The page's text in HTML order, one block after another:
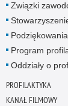
Związki
Program
Oddziały o
PROFILAKTYKA
KANAŁ FILMOWY